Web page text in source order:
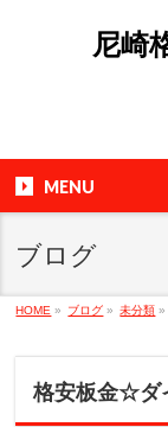
尼崎
MENU
ブログ
HOME » ブログ » 未分類 »
格安板金☆ダ